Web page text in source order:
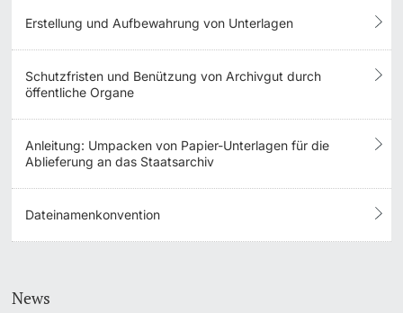
Erstellung und Aufbewahrung von Unterlagen
Schutzfristen und Benützung von Archivgut durch
öffentliche Organe
Anleitung: Umpacken von Papier-Unterlagen für die
Ablieferung an das Staatsarchiv
Dateinamenkonvention
News